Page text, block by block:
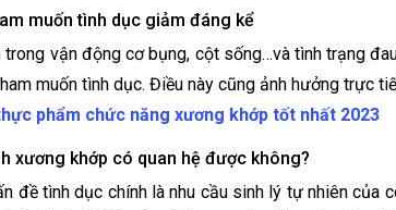
muốn tình dục giảm đáng kể
trong vận động cơ bụng, cột sống…và tình trạng
muốn tình dục. Điều này cũng ảnh hưởng trực
phẩm chức năng xương khớp tốt nhất 2023
xương khớp có quan hệ được không?
đề tình dục chính là nhu cầu sinh lý tự nhiên